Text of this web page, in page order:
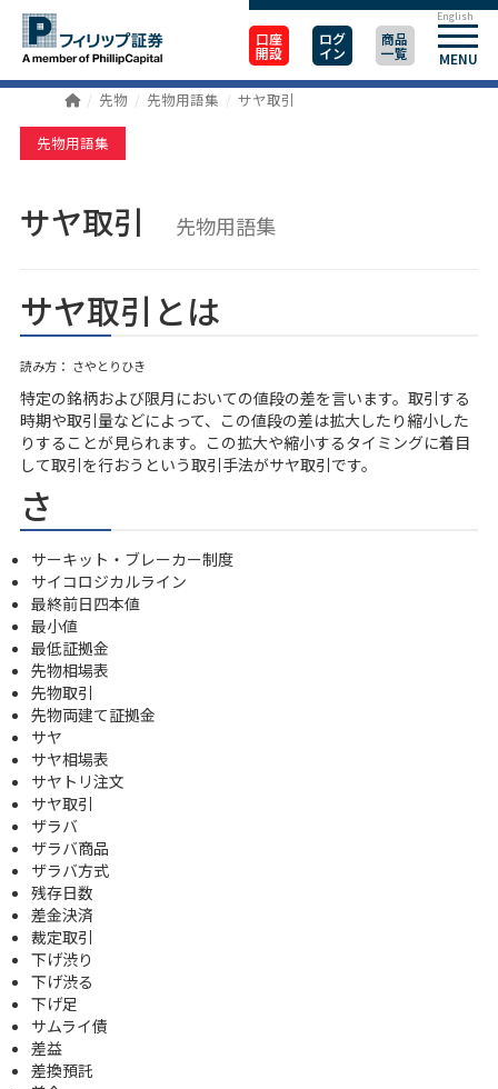
口座
開設
ログ
イン
商品
一覧 MENU
English
先物 先物用語集 サヤ取引
先物用語集
サヤ取引 先物用語集
サヤ取引とは
読み方： さやとりひき
特定の銘柄および限月においての値段の差を言います。取引する
時期や取引量などによって、この値段の差は拡大したり縮小した
りすることが見られます。この拡大や縮小するタイミングに着目
して取引を行おうという取引手法がサヤ取引です。
さ
サーキット・ブレーカー制度
サイコロジカルライン
最終前日四本値
最小値
最低証拠金
先物相場表
先物取引
先物両建て証拠金
サヤ
サヤ相場表
サヤトリ注文
サヤ取引
ザラバ
ザラバ商品
ザラバ方式
残存日数
差金決済
裁定取引
下げ渋り
下げ渋る
下げ足
サムライ債
差益
差換預託